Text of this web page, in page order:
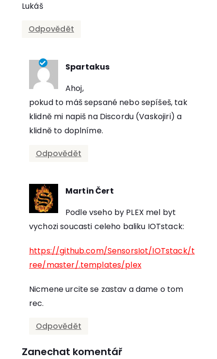
Lukáš
Odpovědět
Spartakus
Ahoj,
pokud to máš sepsané nebo sepíšeš, tak
klidně mi napiš na Discordu (Vaskojiri) a
klidně to doplníme.
Odpovědět
Martin Čert
Podle vseho by PLEX mel byt
vychozi soucasti celeho baliku IOTstack:
https://github.com/SensorsIot/IOTstack/t
ree/master/.templates/plex
Nicmene urcite se zastav a dame o tom
rec.
Odpovědět
Zanechat komentář